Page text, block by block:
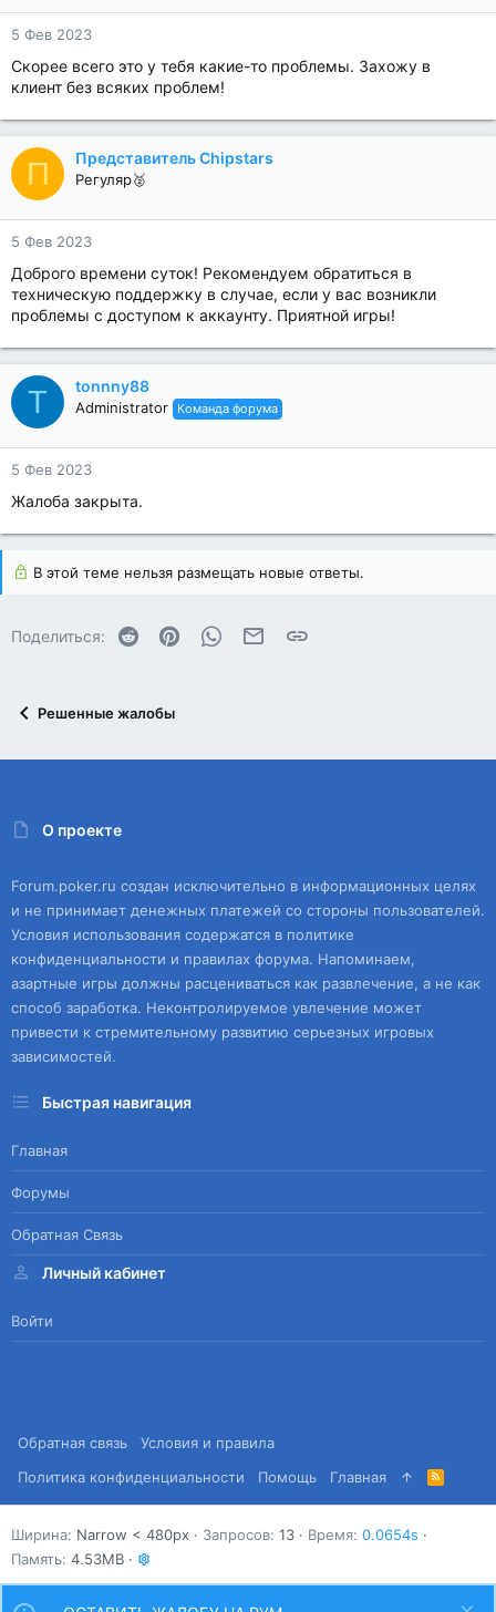
5 Фев 2023
Скорее всего это у тебя какие-то проблемы. Захожу в
клиент без всяких проблем!
П Представитель Chipstars
Регуляр🥈
5 Фев 2023
Доброго времени суток! Рекомендуем обратиться в
техническую поддержку в случае, если у вас возникли
проблемы с доступом к аккаунту. Приятной игры!
T tonnny88
Administrator Команда форума
5 Фев 2023
Жалоба закрыта.
В этой теме нельзя размещать новые ответы.
Поделиться: Reddit PinterestWhatsAppЭлектронная почта
Ссылка
Решенные жалобы
О проекте
Forum.poker.ru создан исключительно в информационных целях
и не принимает денежных платежей со стороны пользователей.
Условия использования содержатся в политике
конфиденциальности и правилах форума. Напоминаем,
азартные игры должны расцениваться как развлечение, а не как
способ заработка. Неконтролируемое увлечение может
привести к стремительному развитию серьезных игровых
зависимостей.
Быстрая навигация
Главная
Форумы
Обратная Связь
Личный кабинет
Войти
Обратная связь
Условия и правила
Политика конфиденциальности
Помощь Главная
R
S
S
Ширина Запросов 13 Время 0.0654s
Память 4.53MB